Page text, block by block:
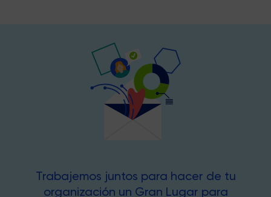
Trabajemos juntos para hacer de tu
organización un Gran Lugar para